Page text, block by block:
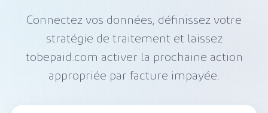
Connectez vos données, définissez votre
stratégie de traitement et laissez
tobepaid.com activer la prochaine action
appropriée par facture impayée.